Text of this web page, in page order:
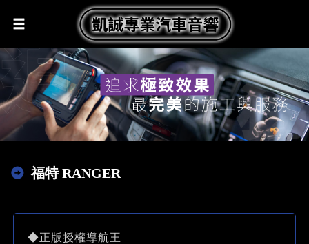
福特 RANGER
◆正版授權導航王